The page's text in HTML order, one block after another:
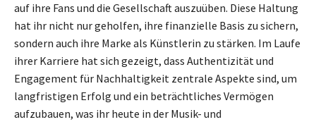
auf ihre Fans und die Gesellschaft auszuüben. Diese Haltung
hat ihr nicht nur geholfen, ihre finanzielle Basis zu sichern,
sondern auch ihre Marke als Künstlerin zu stärken. Im Laufe
ihrer Karriere hat sich gezeigt, dass Authentizität und
Engagement für Nachhaltigkeit zentrale Aspekte sind, um
langfristigen Erfolg und ein beträchtliches Vermögen
aufzubauen, was ihr heute in der Musik- und